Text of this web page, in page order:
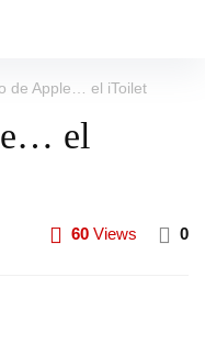
de Apple… el iToilet
el
60 Views 0